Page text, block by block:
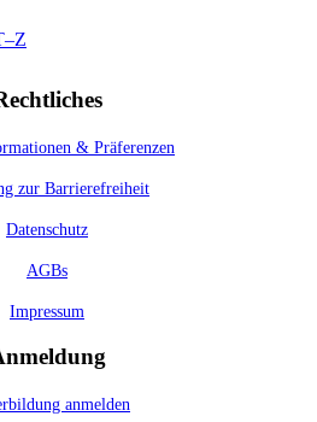
& Präferenzen
zur Barrierefreiheit
Datenschutz
AGBs
Impressum
anmelden